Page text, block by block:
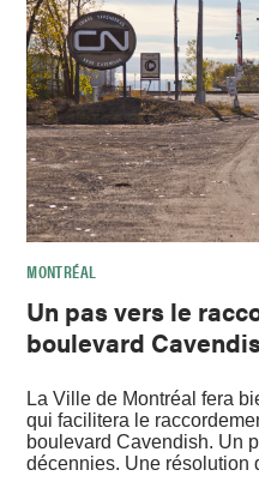
MONTRÉAL
Un pas vers le
boulevard
La Ville de Montréal fera
qui facilitera le
boulevard Cavendish. Un
décennies. Une résolution